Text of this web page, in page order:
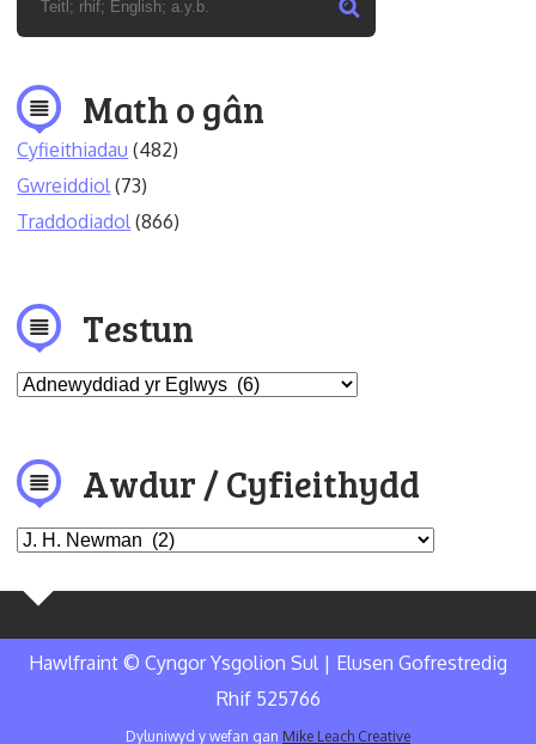
Math o gân
Cyfieithiadau (482)
Gwreiddiol (73)
Traddodiadol (866)
Testun
Awdur / Cyfieithydd
Hawlfraint © Cyngor Ysgolion Sul | Elusen Gofrestredig
Rhif 525766
Dyluniwyd y wefan gan Mike Leach Creative